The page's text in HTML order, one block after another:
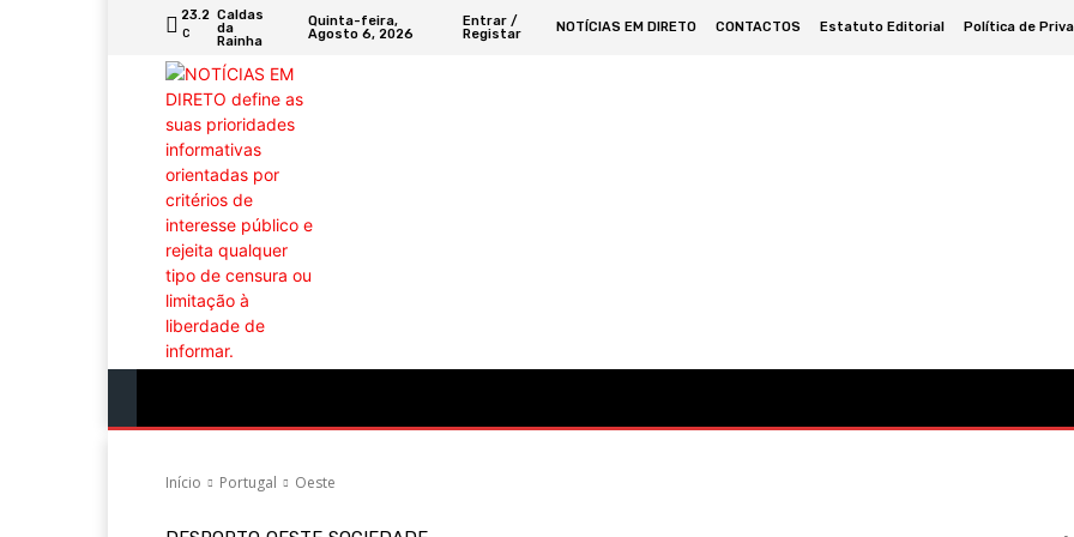
23.2
C
Caldas
da
Rainha
Quinta-feira,
Agosto 6, 2026
Entrar /
Registar
NOTÍCIAS EM DIRETO CONTACTOS Estatuto Editorial Política de
Início Portugal Oeste